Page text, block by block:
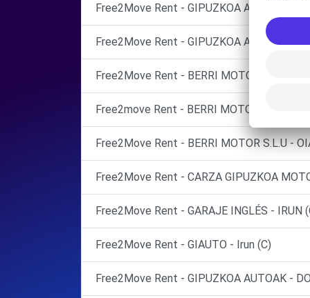
Free2Move Rent - GIPUZKOA AUTOAK -
Free2Move Rent - GIPUZKOA AUTOAK -
Free2Move Rent - BERRI MOTOR, S.L. -
Free2move Rent - BERRI MOTOR, S.L. -
Free2Move Rent - BERRI MOTOR S.L.U -
Free2Move Rent - CARZA GIPUZKOA
Free2Move Rent - GARAJE INGLÉS - IRUN
Free2Move Rent - GIAUTO - Irun (C)
Free2Move Rent - GIPUZKOA AUTOAK -